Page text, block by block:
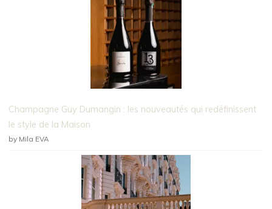
Champagne Guy Dumangin : les nouveautés qui redéfinissent
le style de la Maison
by Mila EVA